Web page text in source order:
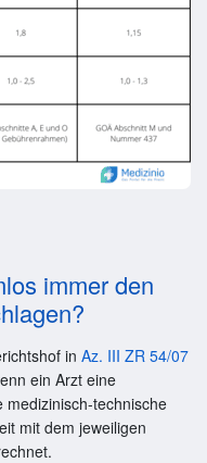
immer den
in Az. III ZR 54/07
ein Arzt eine
technische
mit dem jeweiligen